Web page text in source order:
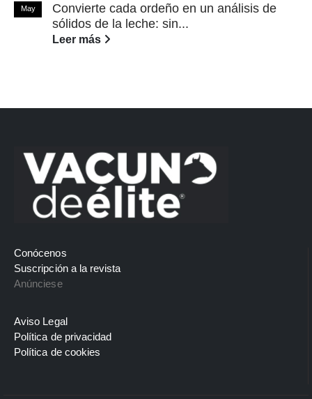
May
Convierte cada ordeño en un análisis de
sólidos de la leche: sin...
Leer más
Conócenos
Suscripción a la revista
Anúnciese
Aviso Legal
Política de privacidad
Política de cookies